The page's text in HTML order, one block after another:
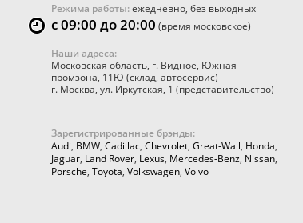
Режима работы:ежедневно, без выходных
с 09:00 до 20:00 (время московское)
Наши адреса:
Московская область, г. Видное, Южная
промзона, 11Ю (склад, автосервис)
г. Москва, ул. Иркутская, 1 (представительство)
Зарегистрированные брэнды:
Audi, BMW, Cadillac, Chevrolet, Great-Wall, Honda,
Jaguar, Land Rover, Lexus, Mercedes-Benz, Nissan,
Porsche, Toyota, Volkswagen, Volvo